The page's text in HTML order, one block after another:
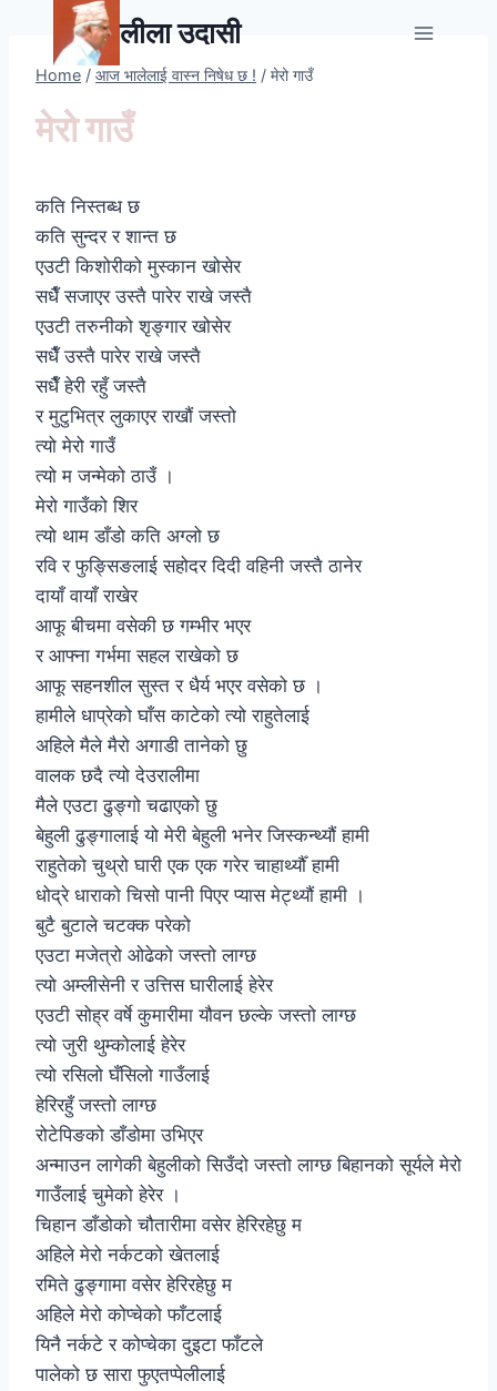
content
लीला उदासी
Home / आज भालेलाई वास्न निषेध छ ! / मेरो गाउँ
मेरो गाउँ
कति निस्तब्ध छ
कति सुन्दर र शान्त छ
एउटी किशोरीको मुस्कान खोसेर
सधैँ सजाएर उस्तै पारेर राखे जस्तै
एउटी तरुनीको शृङ्गार खोसेर
सधैँ उस्तै पारेर राखे जस्तै
सधैँ हेरी रहुँ जस्तै
र मुटुभित्र लुकाएर राखौं जस्तो
त्यो मेरो गाउँ
त्यो म जन्मेको ठाउँ ।
मेरो गाउँको शिर
त्यो थाम डाँडो कति अग्लो छ
रवि र फुङ्सिङलाई सहोदर दिदी वहिनी जस्तै ठानेर
दायाँ वायाँ राखेर
आफू बीचमा वसेकी छ गम्भीर भएर
र आफ्ना गर्भमा सहल राखेको छ
आफू सहनशील सुस्त र धैर्य भएर वसेको छ ।
हामीले धाप्रेको घाँस काटेको त्यो राहुतेलाई
अहिले मैले मैरो अगाडी तानेको छु
वालक छदै त्यो देउरालीमा
मैले एउटा ढुङ्गो चढाएको छु
बेहुली ढुङ्गालाई यो मेरी बेहुली भनेर जिस्कन्थ्यौं हामी
राहुतेको चुथ्रो घारी एक एक गरेर चाहार्थ्यौँ हामी
धोद्रे धाराको चिसो पानी पिएर प्यास मेट्थ्यौं हामी ।
बुटै बुटाले चटक्क परेको
एउटा मजेत्रो ओढेको जस्तो लाग्छ
त्यो अम्लीसेनी र उत्तिस घारीलाई हेरेर
एउटी सोह्र वर्षे कुमारीमा यौवन छल्के जस्तो लाग्छ
त्यो जुरी थुम्कोलाई हेरेर
त्यो रसिलो घँसिलो गाउँलाई
हेरिरहुँ जस्तो लाग्छ
रोटेपिङको डाँडोमा उभिएर
अन्माउन लागेकी बेहुलीको सिउँदो जस्तो लाग्छ बिहानको सूर्यले मेरो
गाउँलाई चुमेको हेरेर ।
चिहान डाँडोको चौतारीमा वसेर हेरिरहेछु म
अहिले मेरो नर्कटको खेतलाई
रमिते ढुङ्गामा वसेर हेरिरहेछु म
अहिले मेरो कोप्चेको फाँटलाई
यिनै नर्कटे र कोप्चेका दुइटा फाँटले
पालेको छ सारा फुएतप्पेलीलाई